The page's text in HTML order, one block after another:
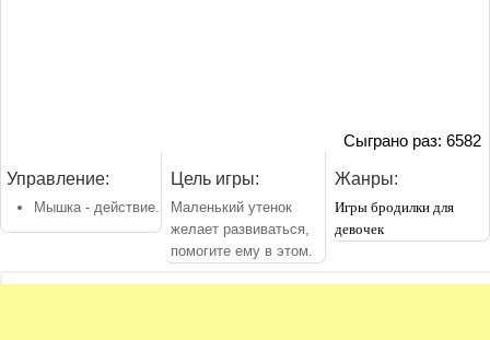
Сыграно раз: 6582
Управление:
Мышка - действие.
Цель игры:
Маленький утенок
желает развиваться,
помогите ему в этом.
Жанры:
Игры бродилки для
девочек